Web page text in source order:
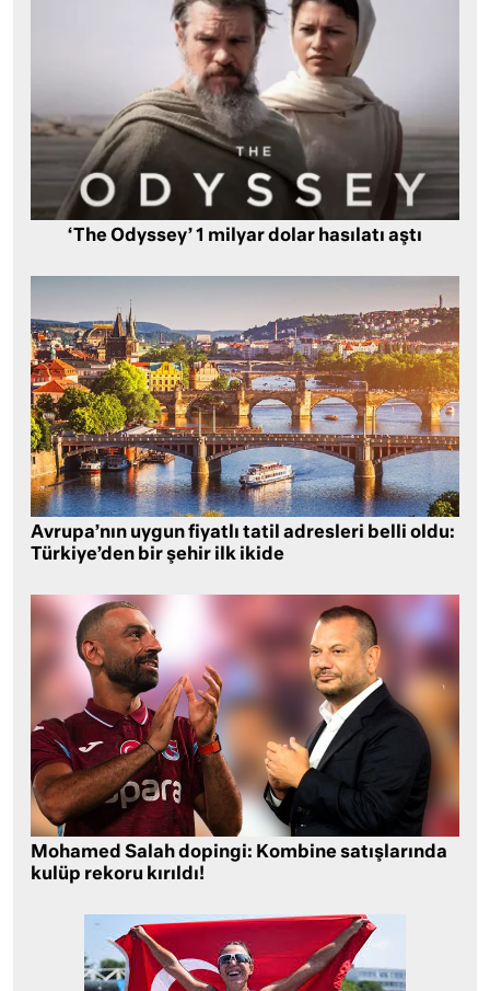
‘The Odyssey’ 1 milyar dolar hasılatı aştı
Avrupa’nın uygun fiyatlı tatil adresleri belli oldu:
Türkiye’den bir şehir ilk ikide
Mohamed Salah dopingi: Kombine satışlarında
kulüp rekoru kırıldı!